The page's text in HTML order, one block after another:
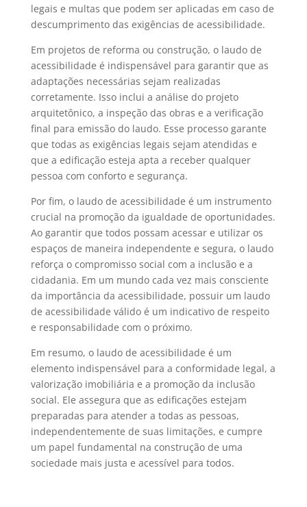
legais e multas que podem ser aplicadas em caso de
descumprimento das exigências de acessibilidade.
Em projetos de reforma ou construção, o laudo de
acessibilidade é indispensável para garantir que as
adaptações necessárias sejam realizadas
corretamente. Isso inclui a análise do projeto
arquitetônico, a inspeção das obras e a verificação
final para emissão do laudo. Esse processo garante
que todas as exigências legais sejam atendidas e
que a edificação esteja apta a receber qualquer
pessoa com conforto e segurança.
Por fim, o laudo de acessibilidade é um instrumento
crucial na promoção da igualdade de oportunidades.
Ao garantir que todos possam acessar e utilizar os
espaços de maneira independente e segura, o laudo
reforça o compromisso social com a inclusão e a
cidadania. Em um mundo cada vez mais consciente
da importância da acessibilidade, possuir um laudo
de acessibilidade válido é um indicativo de respeito
e responsabilidade com o próximo.
Em resumo, o laudo de acessibilidade é um
elemento indispensável para a conformidade legal, a
valorização imobiliária e a promoção da inclusão
social. Ele assegura que as edificações estejam
preparadas para atender a todas as pessoas,
independentemente de suas limitações, e cumpre
um papel fundamental na construção de uma
sociedade mais justa e acessível para todos.